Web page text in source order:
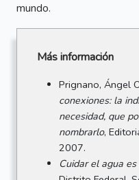
mundo.
Más información
Prignano, Ángel
conexiones: la
necesidad, que
nombrarlo,
2007.
Cuidar el agua